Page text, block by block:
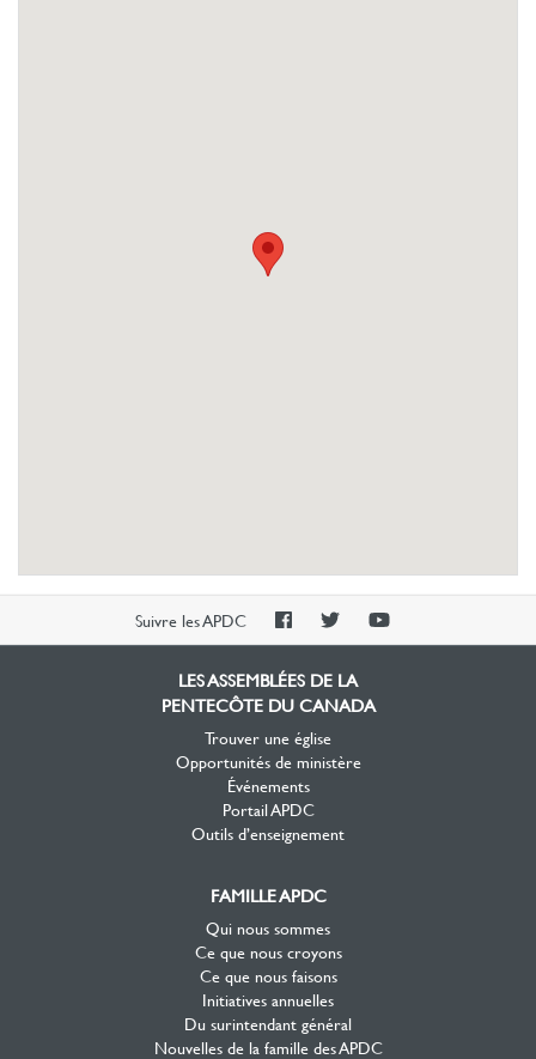
Suivre les APDC
PAOCPAOCPAOC
LES ASSEMBLÉES DE LA
PENTECÔTE DU CANADA
Trouver une église
Opportunités de ministère
Événements
Portail APDC
Outils d’enseignement
FAMILLE APDC
Qui nous sommes
Ce que nous croyons
Ce que nous faisons
Initiatives annuelles
Du surintendant général
Nouvelles de la famille des APDC